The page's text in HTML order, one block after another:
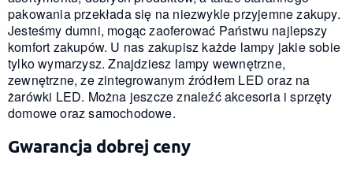
pakowania przekłada się na niezwykle przyjemne zakupy.
Jesteśmy dumni, mogąc zaoferować Państwu najlepszy
komfort zakupów. U nas zakupisz każde lampy jakie sobie
tylko wymarzysz. Znajdziesz lampy wewnętrzne,
zewnętrzne, ze zintegrowanym źródłem LED oraz na
żarówki LED. Można jeszcze znaleźć akcesoria i sprzęty
domowe oraz samochodowe.
Gwarancja dobrej ceny